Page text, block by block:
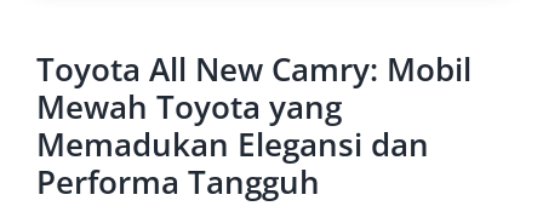
Toyota All New Camry: Mobil
Mewah Toyota yang
Memadukan Elegansi dan
Performa Tangguh